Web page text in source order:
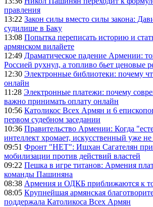
правления
13:22 Закон силы вместо силы закона:
судилище в Баку
13:08 Попытка переписать историю и
армянском вилайете
12:49 Драматическое падение Армении:
Россией рухнул, а топливо бьет ценовые
12:30 Электронные библиотеки: почему
онлайн
11:28 Электронные платежи: почему
важно принимать оплату онлайн
10:56 Католикос Всех Армян и 6
первом судебном заседании
10:36 Правительство Армении: Когда
интеллект хромает, искусственный уже
09:51 Фронт "НЕТ": Ишхан Сагателян
мобилизации против действий властей
09:22 Пешка в игре титанов: Армения
команды Пашиняна
08:38 Армения и ОДКБ приближаются к
08:05 Крупнейшая армянская
поддержала Католикоса Всех Армян